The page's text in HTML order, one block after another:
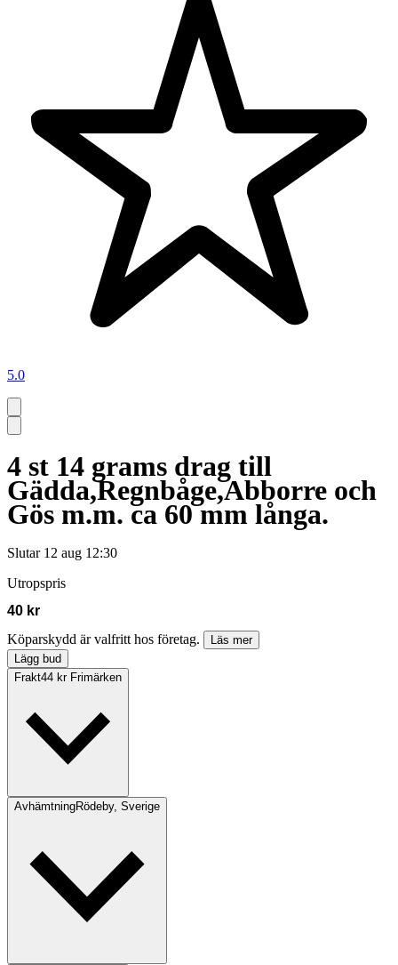
5.0
4 st 14 grams drag till
Gädda,Regnbåge,Abborre och
Gös m.m. ca 60 mm långa.
Slutar 12 aug 12:30
Utropspris
40 kr
Köparskydd är valfritt hos företag.
Läs mer
Lägg bud
Frakt44 kr Frimärken
AvhämtningRödeby, Sverige